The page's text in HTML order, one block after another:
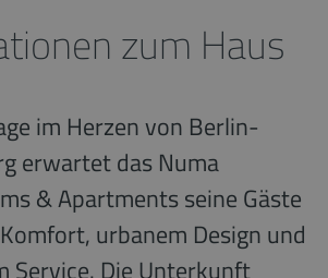
zum Haus
im Herzen von Berlin-
erwartet das Numa
& Apartments seine Gäste
urbanem Design und